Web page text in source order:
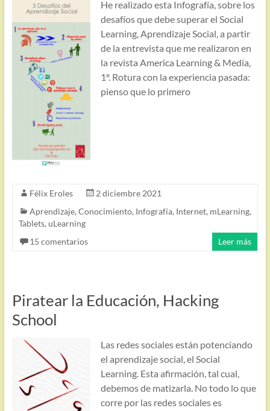
He realizado esta Infografía, sobre los
desafíos que debe superar el Social
Learning, Aprendizaje Social, a partir
de la entrevista que me realizaron en
la revista America Learning & Media,
1º. Rotura con la experiencia pasada:
pienso que lo primero
Félix Eroles
2 diciembre 2021
Aprendizaje, Conocimiento, Infografía, Internet, mLearning,
Tablets, uLearning
15 comentarios
Leer más
Piratear la Educación, Hacking
School
Las redes sociales están potenciando
el aprendizaje social, el Social
Learning. Esta afirmación, tal cual,
debemos de matizarla. No todo lo que
corre por las redes sociales es